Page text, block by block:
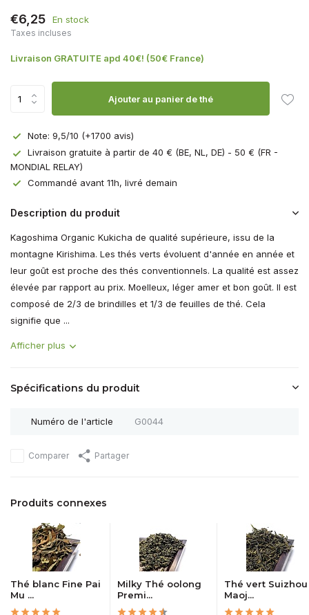
€6,25 En stock
Taxes incluses
Livraison GRATUITE apd 40€! (50€ France)
Ajouter au panier de thé
Note: 9,5/10 (+1700 avis)
Livraison gratuite à partir de 40 € (BE, NL, DE) - 50 € (FR -
MONDIAL RELAY)
Commandé avant 11h, livré demain
Description du produit
Kagoshima Organic Kukicha de qualité supérieure, issu de la
montagne Kirishima. Les thés verts évoluent d'année en année et
leur goût est proche des thés conventionnels. La qualité est assez
élevée par rapport au prix. Moelleux, léger amer et bon goût. Il est
composé de 2/3 de brindilles et 1/3 de feuilles de thé. Cela
signifie que ...
Afficher plus
Spécifications du produit
Numéro de l'article G0044
Comparer Partager
Produits connexes
Thé blanc Fine Pai
Mu ...
Milky Thé oolong
Premi...
Thé vert Suizhou
Maoj...